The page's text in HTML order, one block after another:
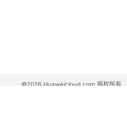
正
©2026 Huaweicloud.com 版权所有